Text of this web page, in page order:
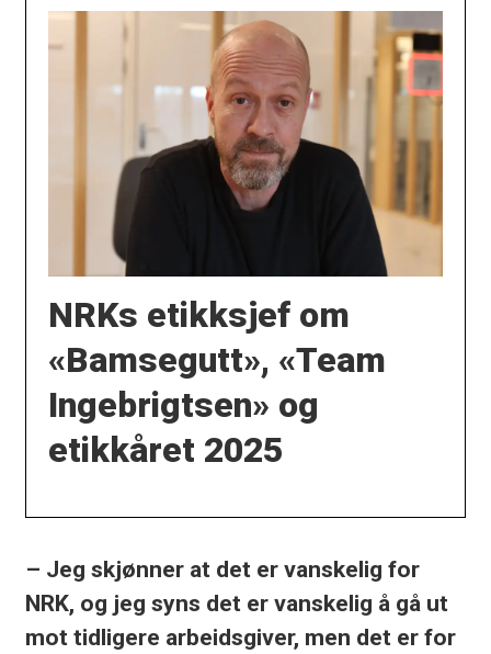
NRKs etikksjef om
«Bamsegutt», «Team
Ingebrigtsen» og
etikkåret 2025
– Jeg skjønner at det er vanskelig for
NRK, og jeg syns det er vanskelig å gå ut
mot tidligere arbeidsgiver, men det er for